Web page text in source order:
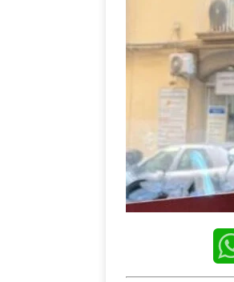
abusivamente.
[ 5 Agosto 2026 ] Gli
WELLNESS E